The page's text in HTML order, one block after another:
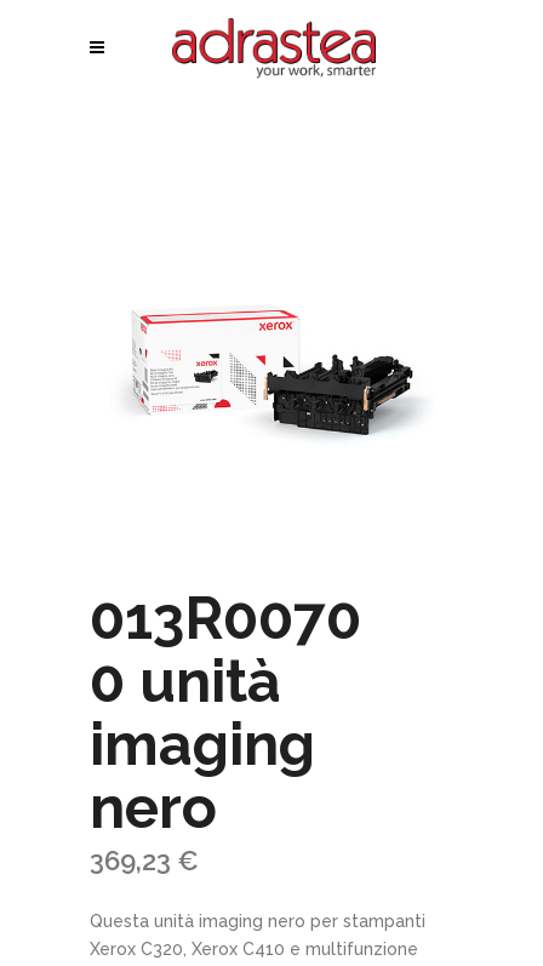
013R0070
0 unità
imaging
nero
369,23 €
Questa unità imaging nero per stampanti
Xerox C320, Xerox C410 e multifunzione